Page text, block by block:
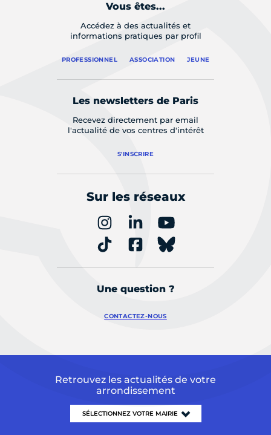
Vous êtes...
Accédez à des actualités et
informations pratiques par profil
PROFESSIONNEL ASSOCIATION JEUNE
Les newsletters de Paris
Recevez directement par email
l'actualité de vos centres d'intérêt
S'INSCRIRE
Sur les réseaux
Une question ?
CONTACTEZ-NOUS
Retrouvez les actualités de votre
arrondissement